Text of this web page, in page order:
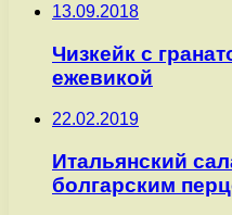
13.09.2018
Чизкейк с
ежевикой
22.02.2019
Итальянский
болгарским